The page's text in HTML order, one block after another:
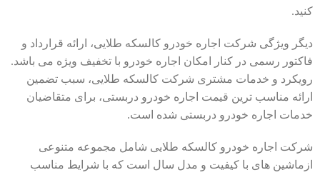
کنید.
دیگر ویژگی شرکت اجاره خودرو کالسکه طلایی، ارائه قرارداد و
فاکتور رسمی در کنار امکان اجاره خودرو با تخفیف ویژه می باشد.
رویکرد و خدمات مشتری شرکت کالسکه طلایی، سبب تضمین
ارائه مناسب ترین قیمت اجاره خودرو دربستی، برای متقاضیان
خدمات اجاره خودرو دربستی شده است.
شرکت اجاره خودرو کالسکه طلایی شامل مجموعه متنوعی
ازماشین های با کیفیت و مدل سال است که با شرایط مناسب